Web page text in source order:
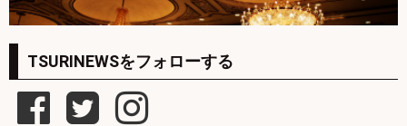
TSURINEWSをフォローする